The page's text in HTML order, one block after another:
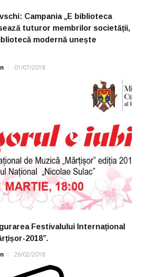
Campania „E biblioteca
tuturor membrilor societății,
modernă unește
01/07/2018
Festivalului Internațional
2018”.
26/02/2018